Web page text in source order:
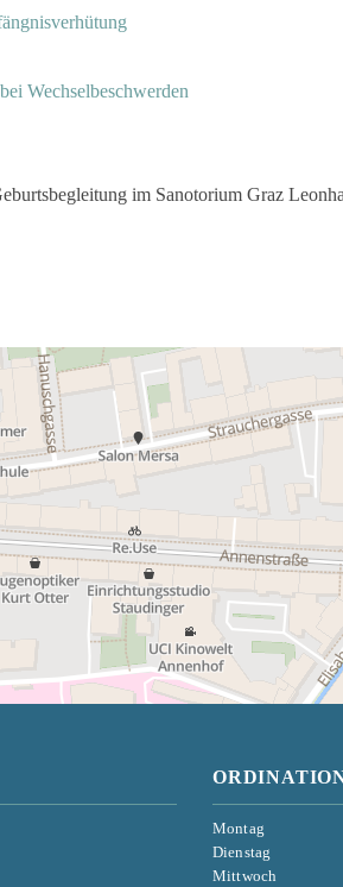
Wechselbeschwerden
im Sanotorium Graz
Montag
Dienstag
Mittwoch